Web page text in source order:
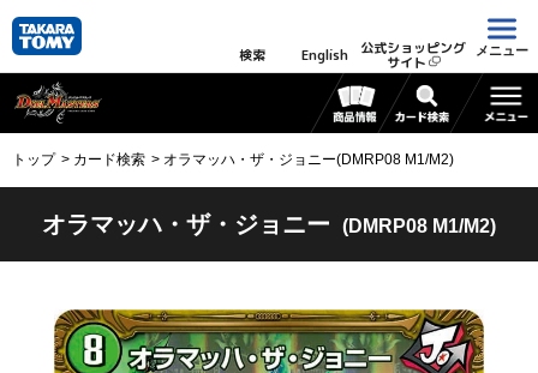
検索 English 公式ショッピング
サイト
メニュー
トップ カード検索 オラマッハ・ザ・ジョニー(DMRP08 M1/M2)
オラマッハ・ザ・ジョニー (DMRP08 M1/M2)